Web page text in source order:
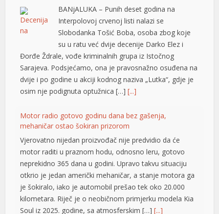
BANjALUKA – Punih deset godina na
Interpolovoj crvenoj listi nalazi se
Slobodanka Tošić Boba, osoba zbog koje
su u ratu već dvije decenije Darko Elez i
Đorđe Ždrale, vođe kriminalnih grupa iz Istočnog
Sarajeva. Podsjećamo, ona je pravosnažno osuđena na
dvije i po godine u akciji kodnog naziva „Lutka“, gdje je
osim nje podignuta optužnica […][...]
Motor radio gotovo godinu dana bez gašenja,
mehaničar ostao šokiran prizorom
Vjerovatno nijedan proizvođač nije predvidio da će
motor raditi u praznom hodu, odnosno leru, gotovo
neprekidno 365 dana u godini. Upravo takvu situaciju
otkrio je jedan američki mehaničar, a stanje motora ga
je šokiralo, iako je automobil prešao tek oko 20.000
kilometara. Riječ je o neobičnom primjerku modela Kia
Soul iz 2025. godine, sa atmosferskim […][...]